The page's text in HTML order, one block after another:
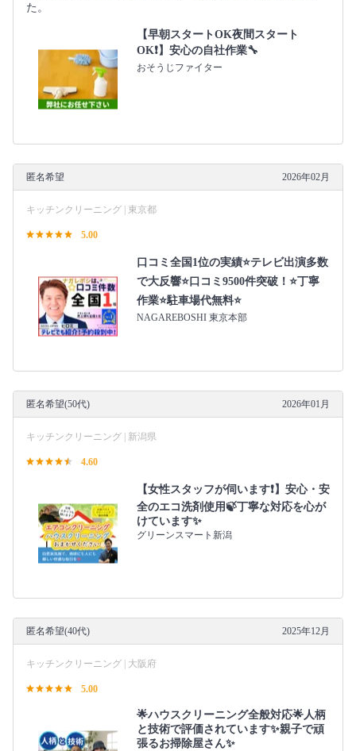
た。
【早朝スタートOK夜間スタート
OK❗️】安心の自社作業🔧
おそうじファイター
匿名希望 2026年02月
キッチンクリーニング | 東京都
5.00
口コミ全国1位の実績⭐テレビ出演多数
で大反響⭐口コミ9500件突破！⭐丁寧
作業⭐駐車場代無料⭐
NAGAREBOSHI 東京本部
匿名希望(50代) 2026年01月
キッチンクリーニング | 新潟県
4.60
【女性スタッフが伺います❗️】安心・安
全のエコ洗剤使用🍃丁寧な対応を心が
けています✨
グリーンスマート新潟
匿名希望(40代) 2025年12月
キッチンクリーニング | 大阪府
5.00
🌟ハウスクリーニング全般対応🌟人柄
と技術で評価されています✨親子で頑
張るお掃除屋さん✨